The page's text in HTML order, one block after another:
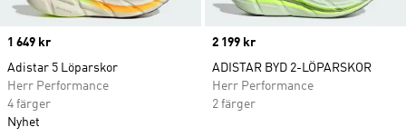
Price
1 649 kr
Adistar 5 Löparskor
Herr Performance
4 färger
Nyhet
Price
2 199 kr
ADISTAR BYD 2-LÖPARSKOR
Herr Performance
2 färger